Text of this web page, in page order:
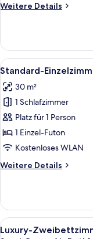
anzeigen
Weitere Details
Weitere
Alle
Fotos
für
Standard-
Einzelzimmer,
Nichtraucher
(Japanese
anzeigen
4
Standard-
30 m²
1 Schlafzimmer
Platz für 1 Person
1 Einzel-Futon
Kostenloses WLAN
Weitere Details
Weitere
Einzelzimmer,
Nichtraucher
(Japanese
Alle7
Luxury-